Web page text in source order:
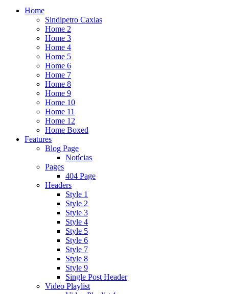
Home
Sindipetro Caxias
Home 2
Home 3
Home 4
Home 5
Home 6
Home 7
Home 8
Home 9
Home 10
Home 11
Home 12
Home Boxed
Features
Blog Page
Notícias
Pages
404 Page
Headers
Style 1
Style 2
Style 3
Style 4
Style 5
Style 6
Style 7
Style 8
Style 9
Single Post Header
Video Playlist